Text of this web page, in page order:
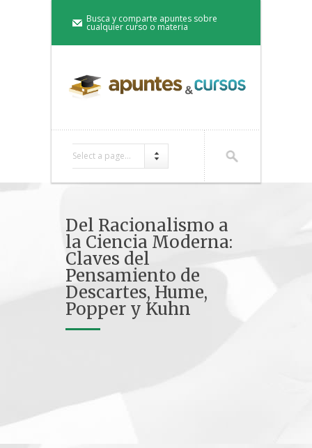
Busca y comparte apuntes sobre
cualquier curso o materia
Select a page...
Del Racionalismo a
la Ciencia Moderna:
Claves del
Pensamiento de
Descartes, Hume,
Popper y Kuhn